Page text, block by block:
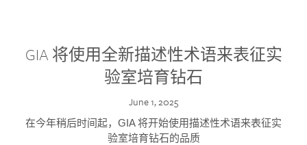
GIA 将使用全新描述性术语来表征实
验室培育钻石
June 1, 2025
在今年稍后时间起，GIA 将开始使用描述性术语来表征实
验室培育钻石的品质